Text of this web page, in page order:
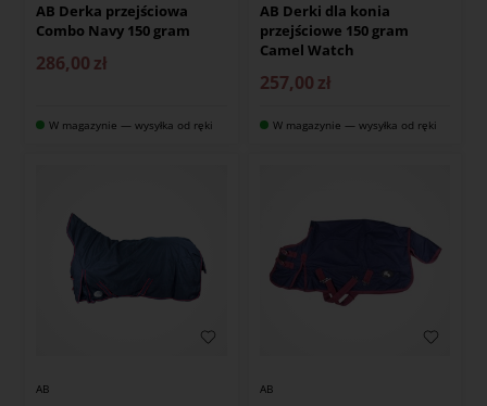
AB Derka przejściowa
Combo Navy 150 gram
286,00 zł
W magazynie — wysyłka od ręki
AB Derki dla konia
przejściowe 150 gram
Camel Watch
257,00 zł
W magazynie — wysyłka od ręki
AB AB